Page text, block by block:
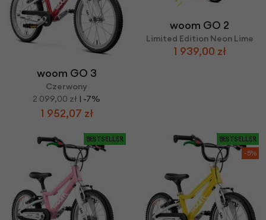
woom GO 3
Czerwony
2 099,00 zł | -7%
1 952,07 zł
woom GO 2
Limited Edition Neon Lime
1 939,00 zł
BESTSELLER
BESTSELLER
-5%